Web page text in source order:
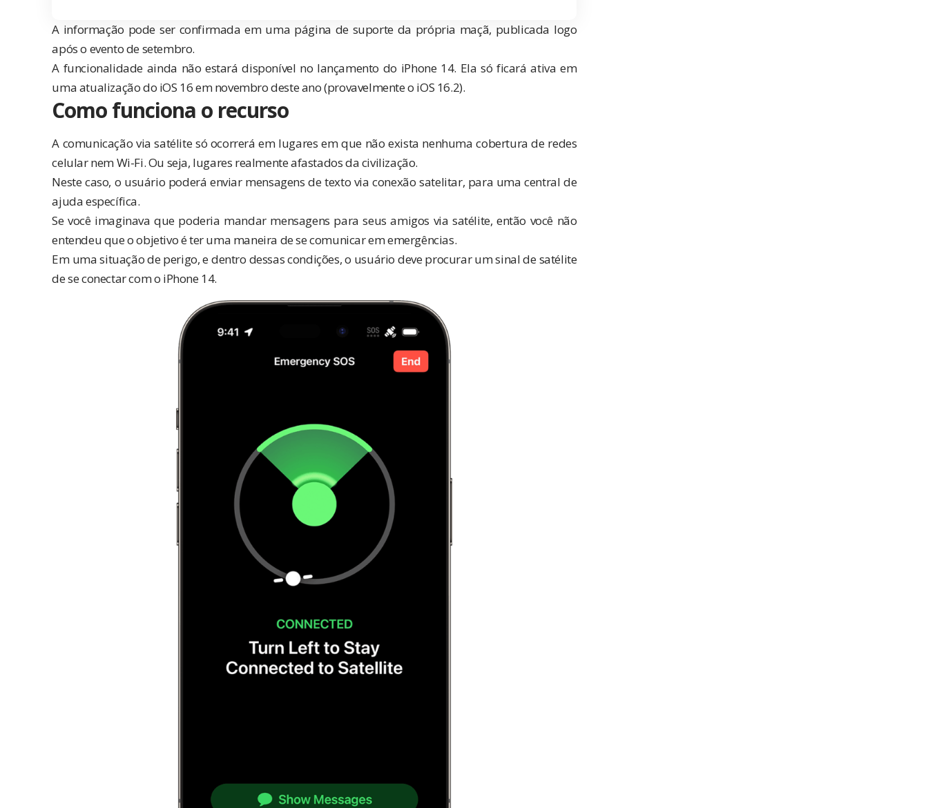
A informação pode ser confirmada em uma página de suporteda própria maçã, publicada logo
após o evento de setembro.
A funcionalidade ainda não estará disponível no lançamento do iPhone 14. Ela só ficará ativa em
uma atualização do iOS 16 em novembro deste ano (provavelmente o iOS 16.2).
Como funciona o recurso
A comunicação via satélite só ocorrerá em lugares em que não exista nenhuma cobertura de redes
celular nem Wi-Fi. Ou seja, lugares realmente afastados da civilização.
Neste caso, o usuário poderá enviar mensagens de texto via conexão satelitar, para uma central de
ajuda específica.
Se você imaginava que poderia mandar mensagens para seus amigos via satélite, então você não
entendeu que o objetivo é ter uma maneira de se comunicar em emergências.
Em uma situação de perigo, e dentro dessas condições, o usuário deve procurar um sinal de satélite
de se conectar com o iPhone 14.